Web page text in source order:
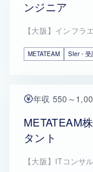
ンジニア
【大阪】インフラ
METATEAM SIer・受
年収 550～
METATEAM
タント
【大阪】ITコンサ